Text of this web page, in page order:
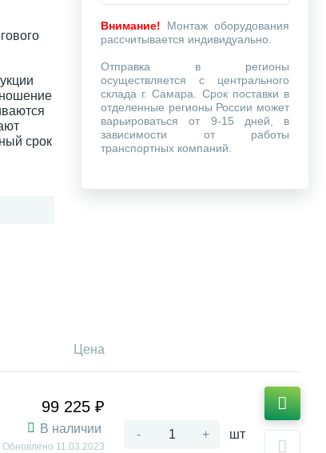
срок
Цена
99 225 ₽
В наличии
Обновлено 11.03.2023
- + шт
Внимание! Монтаж оборудования
рассчитывается индивидуально.
Отправка в регионы
осуществляется с центрального
склада г. Самара. Срок поставки в
отделенные регионы России может
варьироваться от 9-15 дней, в
зависимости от работы
транспортных компаний.